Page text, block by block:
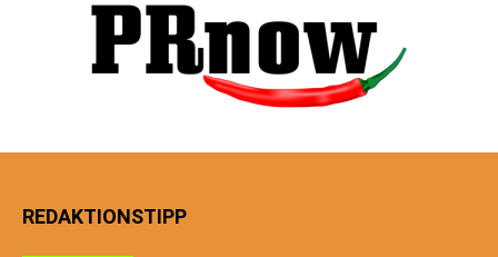
REDAKTIONSTIPP